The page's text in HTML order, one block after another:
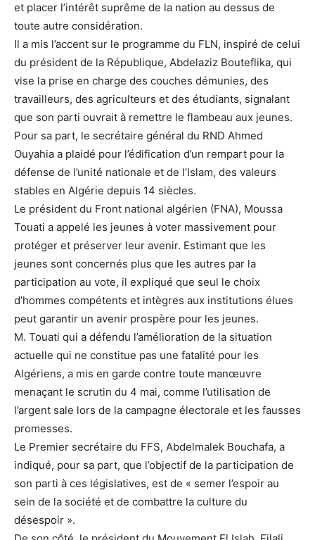
et placer l’intérêt suprême de la nation au dessus de
toute autre considération.
Il a mis l’accent sur le programme du FLN, inspiré de celui
du président de la République, Abdelaziz Bouteflika, qui
vise la prise en charge des couches démunies, des
travailleurs, des agriculteurs et des étudiants, signalant
que son parti ouvrait à remettre le flambeau aux jeunes.
Pour sa part, le secrétaire général du RND Ahmed
Ouyahia a plaidé pour l’édification d’un rempart pour la
défense de l’unité nationale et de l’Islam, des valeurs
stables en Algérie depuis 14 siècles.
Le président du Front national algérien (FNA), Moussa
Touati a appelé les jeunes à voter massivement pour
protéger et préserver leur avenir. Estimant que les
jeunes sont concernés plus que les autres par la
participation au vote, il expliqué que seul le choix
d’hommes compétents et intègres aux institutions élues
peut garantir un avenir prospère pour les jeunes.
M. Touati qui a défendu l’amélioration de la situation
actuelle qui ne constitue pas une fatalité pour les
Algériens, a mis en garde contre toute manœuvre
menaçant le scrutin du 4 mai, comme l’utilisation de
l’argent sale lors de la campagne électorale et les fausses
promesses.
Le Premier secrétaire du FFS, Abdelmalek Bouchafa, a
indiqué, pour sa part, que l’objectif de la participation de
son parti à ces législatives, est de « semer l’espoir au
sein de la société et de combattre la culture du
désespoir ».